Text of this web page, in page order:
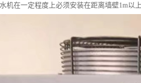
机在一定程度上必须安装在距离墙壁1m以